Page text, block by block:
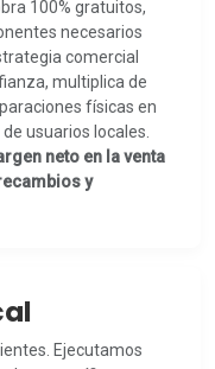
100% gratuitos,
necesarios
comercial
multiplica de
físicas en
usuarios locales.
neto en la venta
y
Ejecutamos